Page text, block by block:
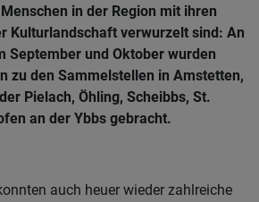
in der Region mit ihren
Kulturlandschaft verwurzelt sind: An
September und Oktober wurden
zu den Sammelstellen in Amstetten,
Pielach, Öhling, Scheibbs, St.
an der Ybbs gebracht.
auch heuer wieder zahlreiche